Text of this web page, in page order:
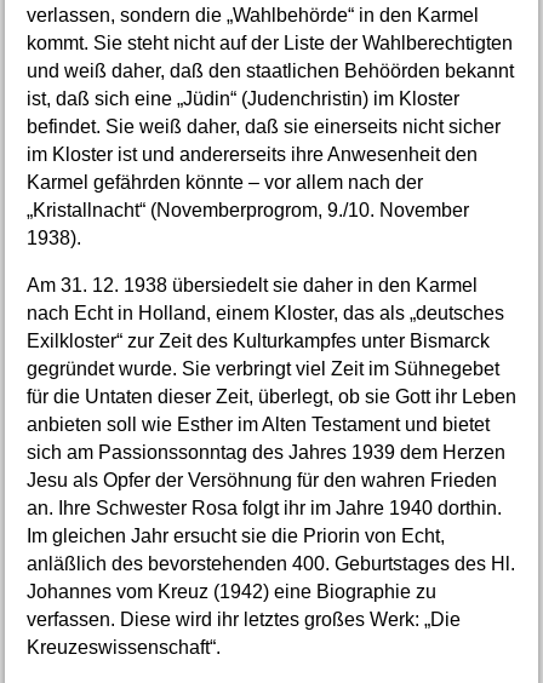
verlassen, sondern die „Wahlbehörde“ in den Karmel
kommt. Sie steht nicht auf der Liste der Wahlberechtigten
und weiß daher, daß den staatlichen Behöörden bekannt
ist, daß sich eine „Jüdin“ (Judenchristin) im Kloster
befindet. Sie weiß daher, daß sie einerseits nicht sicher
im Kloster ist und andererseits ihre Anwesenheit den
Karmel gefährden könnte – vor allem nach der
„Kristallnacht“ (Novemberprogrom, 9./10. November
1938).
Am 31. 12. 1938 übersiedelt sie daher in den Karmel
nach Echt in Holland, einem Kloster, das als „deutsches
Exilkloster“ zur Zeit des Kulturkampfes unter Bismarck
gegründet wurde. Sie verbringt viel Zeit im Sühnegebet
für die Untaten dieser Zeit, überlegt, ob sie Gott ihr Leben
anbieten soll wie Esther im Alten Testament und bietet
sich am Passionssonntag des Jahres 1939 dem Herzen
Jesu als Opfer der Versöhnung für den wahren Frieden
an. Ihre Schwester Rosa folgt ihr im Jahre 1940 dorthin.
Im gleichen Jahr ersucht sie die Priorin von Echt,
anläßlich des bevorstehenden 400. Geburtstages des Hl.
Johannes vom Kreuz (1942) eine Biographie zu
verfassen. Diese wird ihr letztes großes Werk: „Die
Kreuzeswissenschaft“.